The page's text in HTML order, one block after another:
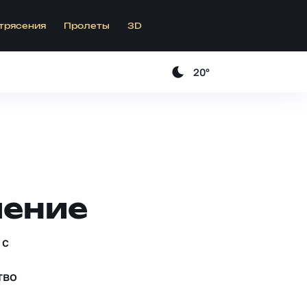
Пролеты 3D
20°